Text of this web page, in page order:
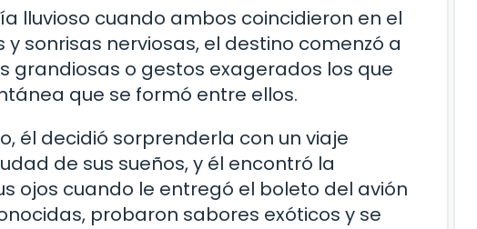
lluvioso cuando ambos coincidieron en el
sonrisas nerviosas, el destino comenzó a
grandiosas o gestos exagerados los que
que se formó entre ellos.
él decidió sorprenderla con un viaje
de sus sueños, y él encontró la
ojos cuando le entregó el boleto del avión
probaron sabores exóticos y se